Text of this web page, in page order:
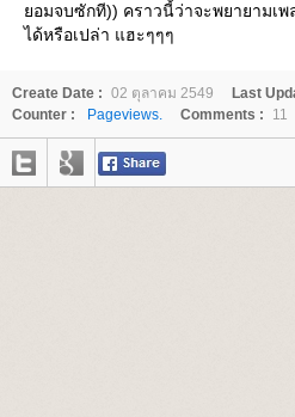
อมจบซักที)) คราวนี้ว่าจะพยายามเพ
ได้หรือเปล่า แฮะๆๆๆ
Create Date : 02 ตุลาคม 2549 Last
Counter :
Pageviews. Comments : 11